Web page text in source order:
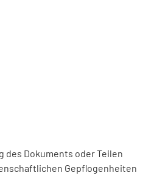
des Dokuments oder Teilen
Gepflogenheiten